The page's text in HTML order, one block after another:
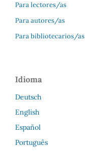
Para lectores/as
Para autores/as
Para bibliotecarios/as
Idioma
Deutsch
English
Español
Português